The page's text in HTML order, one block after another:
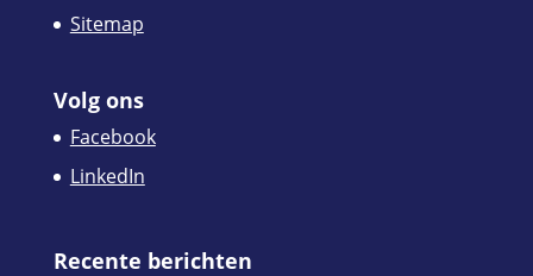
Sitemap
Volg ons
Facebook
LinkedIn
Recente berichten